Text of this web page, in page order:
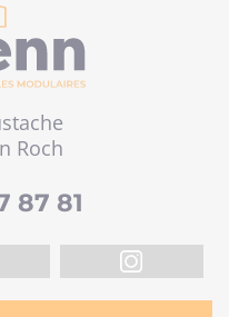
Roch
87 81